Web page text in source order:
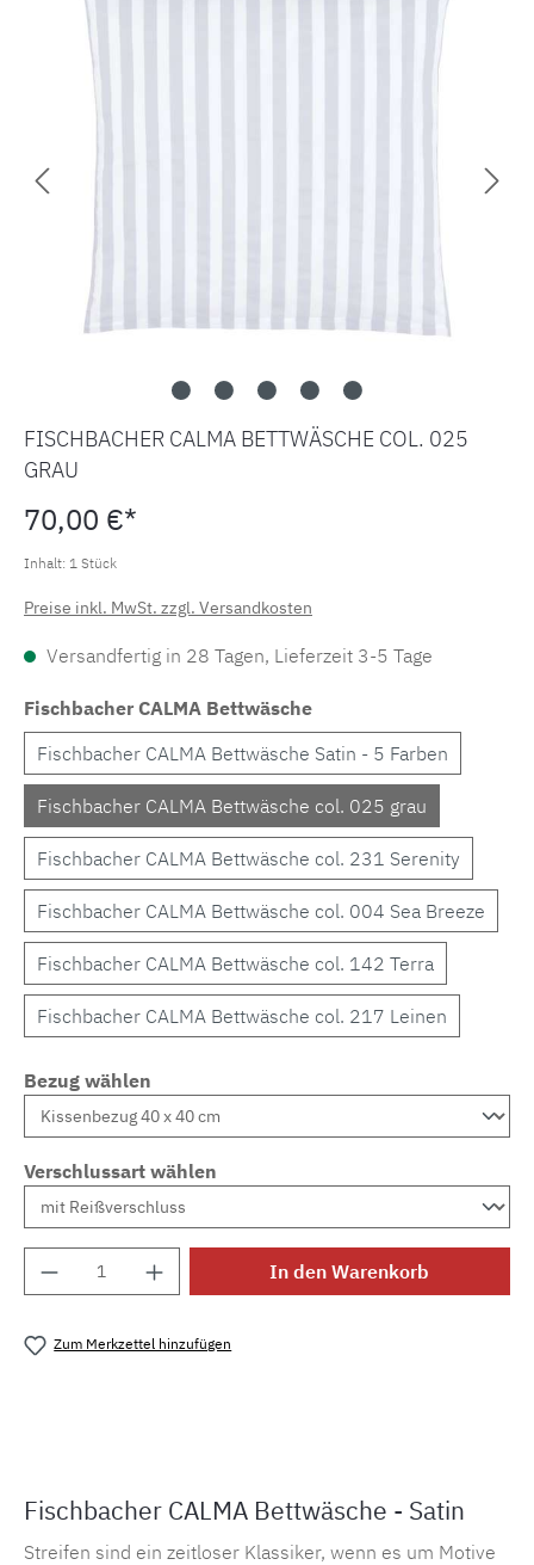
FISCHBACHER CALMA BETTWÄSCHE COL. 025
GRAU
70,00 €*
Inhalt: 1 Stück
Preise inkl. MwSt. zzgl. Versandkosten
Versandfertig in 28 Tagen, Lieferzeit 3-5 Tage
Fischbacher CALMA Bettwäsche
Fischbacher CALMA Bettwäsche Satin - 5 Farben
Fischbacher CALMA Bettwäsche col. 025 grau
Fischbacher CALMA Bettwäsche col. 231 Serenity
Fischbacher CALMA Bettwäsche col. 004 Sea Breeze
Fischbacher CALMA Bettwäsche col. 142 Terra
Fischbacher CALMA Bettwäsche col. 217 Leinen
Bezug wählen
Verschlussart wählen
Produkt Anzahl: Gib den gewünschten
In den Warenkorb
Zum Merkzettel hinzufügen
Fischbacher CALMA Bettwäsche - Satin
Streifen sind ein zeitloser Klassiker, wenn es um Motive